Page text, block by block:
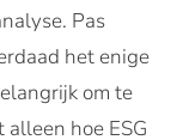
Pas
het enige
om te
hoe ESG